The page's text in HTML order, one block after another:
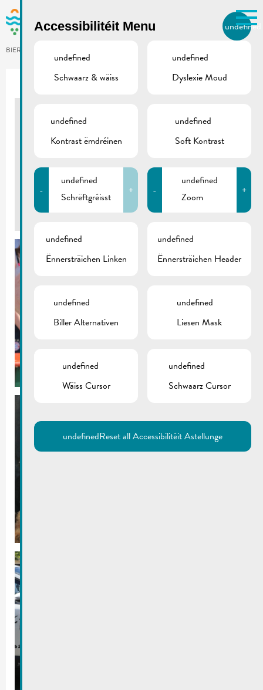
Skip to main content
BIERGER.REMICH.LU
Utilisez la recherche pour
Comme par exemple des contacts, des
Schofschueren
21/05/2017
Accessibilitéit Menu undefined
undefined
Schwaarz & wäiss
undefined
Dyslexie Moud
undefined
Kontrast ëmdréinen
undefined
Soft Kontrast
-
undefined
Schrëftgréisst
+ -
undefined
Zoom
+
undefined
Ënnersträichen Linken
undefined
Ënnersträichen Header
undefined
Biller Alternativen
undefined
Liesen Mask
undefined
Wäiss Cursor
undefined
Schwaarz Cursor
undefinedReset all Accessibilitéit Astellunge